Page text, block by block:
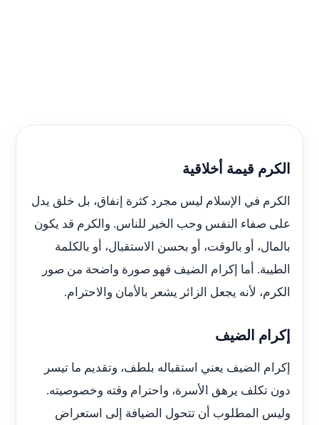
الكرم قيمة أخلاقية
الكرم في الإسلام ليس مجرد كثرة إنفاق، بل خلق يدل
على صفاء النفس وحب الخير للناس. والكرم قد يكون
بالمال، أو بالوقت، أو بحسن الاستقبال، أو بالكلمة
الطيبة. أما إكرام الضيف فهو صورة واضحة من صور
الكرم، لأنه يجعل الزائر يشعر بالأمان والاحترام.
إكرام الضيف
إكرام الضيف يعني استقباله بلطف، وتقديم ما تيسر
دون تكلف يرهق الأسرة، واحترام وقته وخصوصيته.
وليس المطلوب أن تتحول الضيافة إلى استعراض